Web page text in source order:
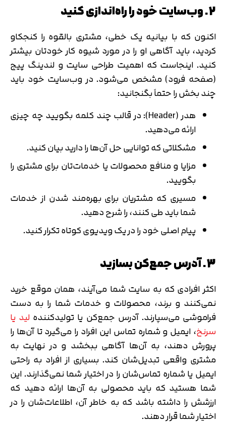
2. وب‌سایت خود را راه‌اندازی کنید
اکنون که با بیانیه یک خطی، مشتری بالقوه را کنجکاو
کردید، باید آگاهی او را در مورد شیوه کار خودتان بیشتر
کنید. اینجاست که اهمیت طراحی سایت و لندینگ پیج
(صفحه فرود) مشخص می‌شود. در وب‌سایت خود باید
چند بخش را حتماً بگنجانید:
هدر (Header): در قالب چند کلمه بگویید چه چیزی
ارائه می‌دهید.
مشکلاتی که توانایی حل آن‌ها را دارید بیان کنید.
مزایا و منافع محصولات‌ یا خدمات‌تان برای مشتری را
بگویید.
مسیری که مشتریان برای بهره‌مند شدن از خدمات
شما باید طی کنند، را شرح دهید.
پیام اصلی خود را در یک ویدیوی کوتاه تکرار کنید.
3. آدرس جمع‌کن بسازید
اکثر افرادی که به سایت شما می‌آیند، همان موقع خرید
نمی‌کنند و برند، محصولات و خدمات شما را به دست
فراموشی می‌سپارند. آدرس جمع‌کن یا تولیدکننده لید یا
سرنخ، ایمیل و شماره تماس این افراد را می‌گیرد تا آن‌ها را
پرورش دهند، به آن‌ها آگاهی ببخشد و در نهایت به
مشتری واقعی تبدیل‌شان کند. بسیاری از افراد به راحتی
ایمیل یا شماره تماس‌شان را در اختیار شما نمی‌گذارند. این
شما هستید که باید محصولی به آن‌ها ارائه دهید که
ارزشش را داشته باشد که به خاطر آن، اطلاعات‌شان را در
اختیار شما قرار دهند.
کد ارسال شده را وارد کنید
تایید کد
متوجه شدم